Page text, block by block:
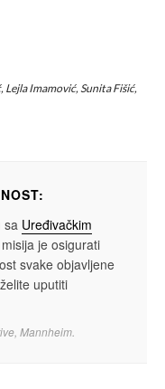
Imamović, Sunita Fišić,
sa Uređivačkim
je osigurati
svake objavljene
uputiti
Mannheim.